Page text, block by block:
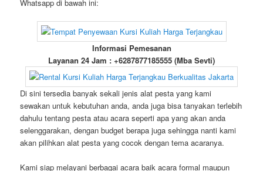
Whatsapp di bawah ini:
Informasi Pemesanan
Layanan 24 Jam : +6287877185555 (Mba Sevti)
Di sini tersedia banyak sekali jenis alat pesta yang kami
sewakan untuk kebutuhan anda, anda juga bisa tanyakan terlebih
dahulu tentang pesta atau acara seperti apa yang akan anda
selenggarakan, dengan budget berapa juga sehingga nanti kami
akan pilihkan alat pesta yang cocok dengan tema acaranya.
Kami siap melayani berbagai acara baik acara formal maupun